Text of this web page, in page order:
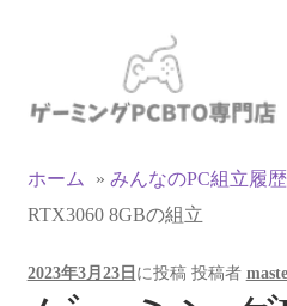
ゲ
ョ
ン
ス
テ
へ
ス
ッ
マイアカウント
支払い
ホーム » みんなのPC組立履歴
RTX3060 8GBの組立
2023年3月23日 に投稿 投稿者